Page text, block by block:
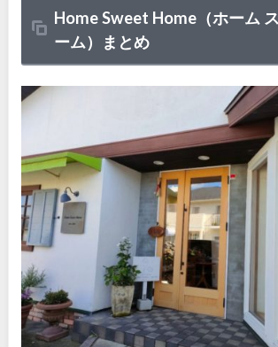
Home Sweet Home（ホーム
ーム）まとめ